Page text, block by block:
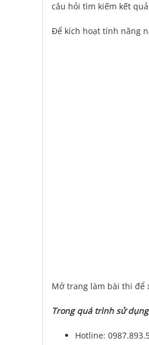
câu hỏi tìm kiếm kết
Để kích hoạt tính năng
Mở trang làm bài thi để
Trong quá trình sử
Hotline: